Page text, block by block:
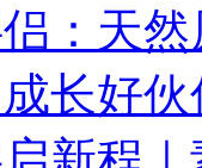
：天
长好